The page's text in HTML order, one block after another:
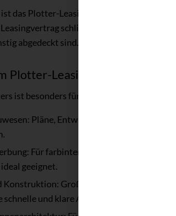
das Plotter-Leasing besonders
schließt häufig auch
abgedeckt sind.
Plotter-Leasing profitieren
ist besonders für Unternehmen in
Pläne, Entwürfe und technische
Für farbintensive Plakate und
geeignet.
Konstruktion: Großformatige, oft
und klare Ausgabe.